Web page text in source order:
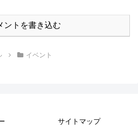
ントを書き込む
イベント
サイトマップ